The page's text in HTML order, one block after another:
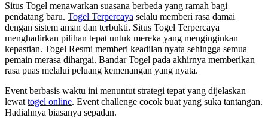
Situs Togel menawarkan suasana berbeda yang ramah bagi
pendatang baru. Togel Terpercaya selalu memberi rasa damai
dengan sistem aman dan terbukti. Situs Togel Terpercaya
menghadirkan pilihan tepat untuk mereka yang menginginkan
kepastian. Togel Resmi memberi keadilan nyata sehingga semua
pemain merasa dihargai. Bandar Togel pada akhirnya memberikan
rasa puas melalui peluang kemenangan yang nyata.
Event berbasis waktu ini menuntut strategi tepat yang dijelaskan
lewat togel online. Event challenge cocok buat yang suka tantangan.
Hadiahnya biasanya sepadan.